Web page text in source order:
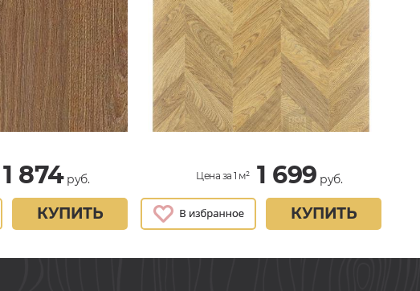
1 874руб.
КУПИТЬ
Цена за 1 м² 1 699 руб.
КУПИТЬ